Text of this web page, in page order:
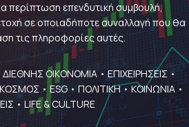
περίπτωση επενδυτική συμβουλή,
σε οποιαδήποτε συναλλαγή που θα
τις πληροφορίες αυτές.
ΔΙΕΘΝΗΣ ΟΙΚΟΝΟΜΙΑ•ΕΠΙΧΕΙΡΗΣΕΙΣ •
ΚΟΣΜΟΣ • ESG • ΠΟΛΙΤΙΚΗ•ΚΟΙΝΩΝΙΑ •
• LIFE & CULTURE